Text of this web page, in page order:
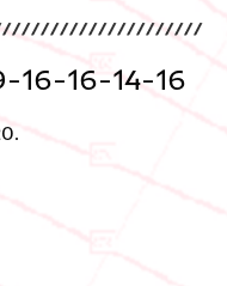
16-16-14-16